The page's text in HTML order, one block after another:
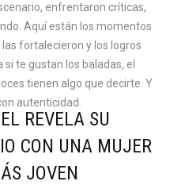
enfrentaron críticas,
Aquí están los momentos
fortalecieron y los logros
te gustan los baladas, el
tienen algo que decirte. Y
autenticidad.
REVELA SU
CON UNA MUJER
JOVEN